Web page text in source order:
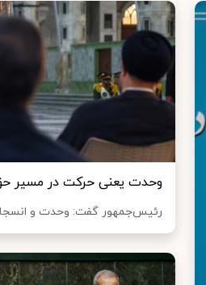
وحدت یعنی حرکت در مسیر
رئیس‌جمهور گفت: وحدت و